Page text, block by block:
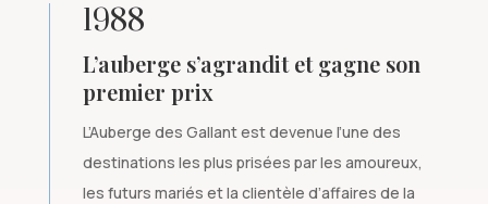
1988
L’auberge s’agrandit et gagne son
premier prix
L’Auberge des Gallant est devenue l’une des
destinations les plus prisées par les amoureux,
les futurs mariés et la clientèle d’affaires de la